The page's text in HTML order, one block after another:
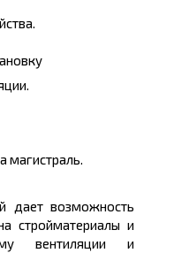
магистраль.
дает возможность
стройматериалы и
вентиляции и